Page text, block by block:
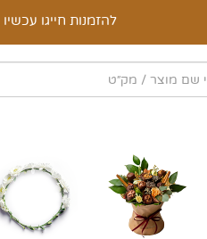
להזמנות חייגו עכשיו